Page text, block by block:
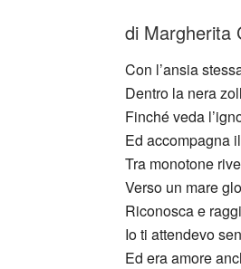
di Margherita
Con l’ansia
Dentro la nera
Finché veda
Ed accompagna
Tra monotone rive
Verso un mare
Riconosca e
Io ti attendevo
Ed era amore